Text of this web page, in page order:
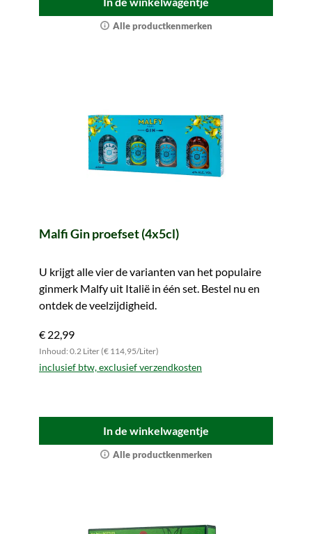
Alle productkenmerken
Malfi Gin proefset (4x5cl)
U krijgt alle vier de varianten van het populaire
ginmerk Malfy uit Italië in één set. Bestel nu en
ontdek de veelzijdigheid.
€ 22,99
Inhoud: 0.2 Liter (€ 114,95/Liter)
inclusief btw, exclusief verzendkosten
In de winkelwagentje
Alle productkenmerken